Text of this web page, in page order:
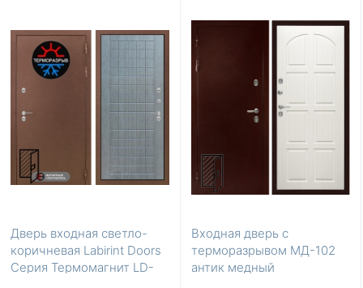
Дверь входная светло-
коричневая Labirint Doors
Серия Термомагнит LD-
Входная дверь с
терморазрывом МД-102
антик медный